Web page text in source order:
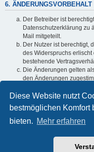
Diese Website nutzt
bestmöglichen Komfort
bieten. Mehr erfahren
6. ÄNDERUNGSVORBEHALT
Der Betreiber ist
Datenschutzerklärung zu
Mail mitgeteilt.
Der Nutzer ist berechtigt,
des Widerspruchs
bestehende
Die Änderungen gelten
den Änderungen
Informationen über den
sind in der
Powered byphpBB